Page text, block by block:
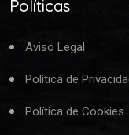
Políticas
Aviso Legal
Política de
Política de Cookies